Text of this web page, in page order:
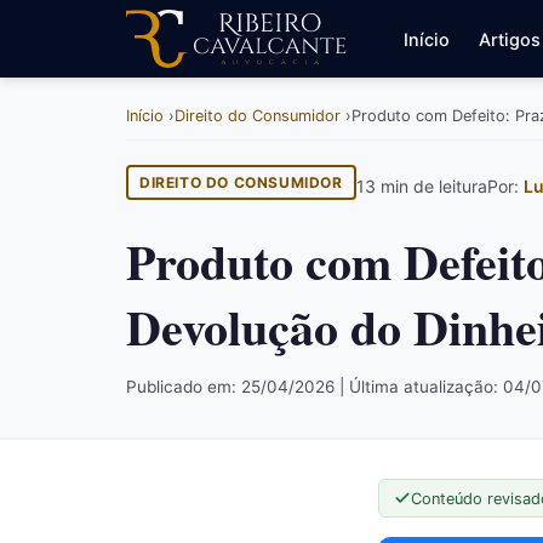
Início Artigos
Início Direito do Consumidor Produto com Defeito:
DIREITO DO CONSUMIDOR 13 min de leituraPor:
Produto com
Devolução do
Publicado em: 25/04/2026 | Última atualização: 04/
Conteúdo